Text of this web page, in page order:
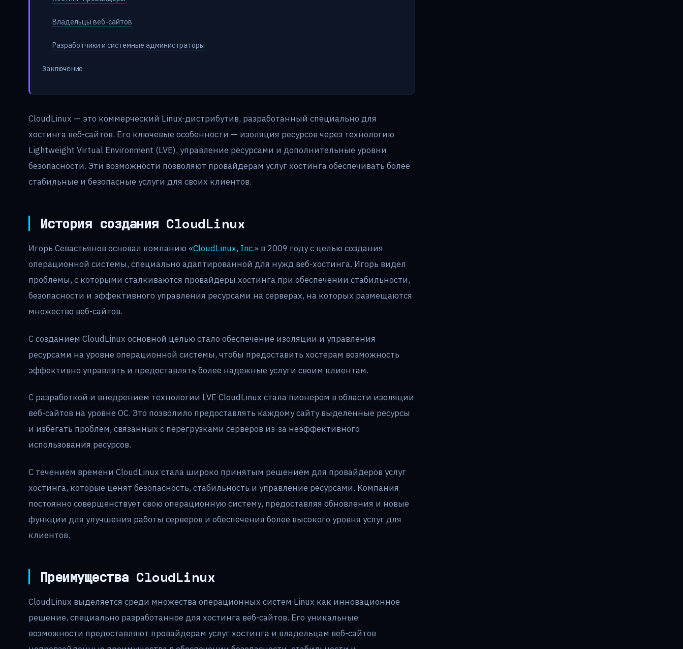
Владельцы веб-сайтов
Разработчики и системные администраторы
Заключение
CloudLinux — это коммерческий Linux-дистрибутив, разработанный специально для
хостинга веб-сайтов. Его ключевые особенности — изоляция ресурсов через технологию
Lightweight Virtual Environment (LVE), управление ресурсами и дополнительные уровни
безопасности. Эти возможности позволяют провайдерам услуг хостинга обеспечивать более
стабильные и безопасные услуги для своих клиентов.
История создания CloudLinux
Игорь Севастьянов основал компанию «CloudLinux, Inc.» в 2009 году с целью создания
операционной системы, специально адаптированной для нужд веб-хостинга. Игорь видел
проблемы, с которыми сталкиваются провайдеры хостинга при обеспечении стабильности,
безопасности и эффективного управления ресурсами на серверах, на которых размещаются
множество веб-сайтов.
С созданием CloudLinux основной целью стало обеспечение изоляции и управления
ресурсами на уровне операционной системы, чтобы предоставить хостерам возможность
эффективно управлять и предоставлять более надежные услуги своим клиентам.
С разработкой и внедрением технологии LVE CloudLinux стала пионером в области изоляции
веб-сайтов на уровне ОС. Это позволило предоставлять каждому сайту выделенные ресурсы
и избегать проблем, связанных с перегрузками серверов из-за неэффективного
использования ресурсов.
С течением времени CloudLinux стала широко принятым решением для провайдеров услуг
хостинга, которые ценят безопасность, стабильность и управление ресурсами. Компания
постоянно совершенствует свою операционную систему, предоставляя обновления и новые
функции для улучшения работы серверов и обеспечения более высокого уровня услуг для
клиентов.
Преимущества CloudLinux
CloudLinux выделяется среди множества операционных систем Linux как инновационное
решение, специально разработанное для хостинга веб-сайтов. Его уникальные
возможности предоставляют провайдерам услуг хостинга и владельцам веб-сайтов